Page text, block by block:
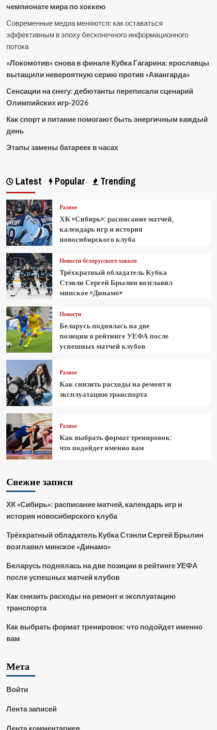
чемпионате мира по хоккею
Современные медиа меняются: как оставаться
эффективным в эпоху бесконечного информационного
потока
«Локомотив» снова в финале Кубка Гагарина: ярославцы
вытащили невероятную серию против «Авангарда»
Сенсации на снегу: дебютанты переписали сценарий
Олимпийских игр-2026
Как спорт и питание помогают быть энергичным каждый
день
Этапы замены батареек в часах
Latest Popular Trending
Разное
ХК «Сибирь»: расписание матчей,
календарь игр и история
новосибирского клуба
Новости белорусского хоккея
Трёхкратный обладатель Кубка
Стэнли Сергей Брылин возглавил
минское «Динамо»
Новости
Беларусь поднялась на две
позиции в рейтинге УЕФА после
успешных матчей клубов
Разное
Как снизить расходы на ремонт и
эксплуатацию транспорта
Разное
Как выбрать формат тренировок:
что подойдет именно вам
Свежие записи
ХК «Сибирь»: расписание матчей, календарь игр и
история новосибирского клуба
Трёхкратный обладатель Кубка Стэнли Сергей Брылин
возглавил минское «Динамо»
Беларусь поднялась на две позиции в рейтинге УЕФА
после успешных матчей клубов
Как снизить расходы на ремонт и эксплуатацию
транспорта
Как выбрать формат тренировок: что подойдет именно
вам
Мета
Войти
Лента записей
Лента комментариев